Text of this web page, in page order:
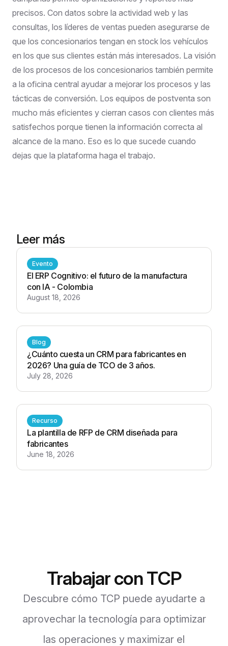
precisos. Con datos sobre la actividad web y las
consultas, los líderes de ventas pueden asegurarse de
que los concesionarios tengan en stock los vehículos
en los que sus clientes están más interesados. La visión
de los procesos de los concesionarios también permite
a la oficina central ayudar a mejorar los procesos y las
tácticas de conversión. Los equipos de postventa son
mucho más eficientes y cierran casos con clientes más
satisfechos porque tienen la información correcta al
alcance de la mano. Eso es lo que sucede cuando
dejas que la plataforma haga el trabajo.
Leer más
Evento
El ERP Cognitivo: el futuro de la manufactura
con IA - Colombia
August 18, 2026
Blog
¿Cuánto cuesta un CRM para fabricantes en
2026? Una guía de TCO de 3 años.
July 28, 2026
Recurso
La plantilla de RFP de CRM diseñada para
fabricantes
June 18, 2026
Trabajar con TCP
Descubre cómo TCP puede ayudarte a
aprovechar la tecnología para optimizar
las operaciones y maximizar el